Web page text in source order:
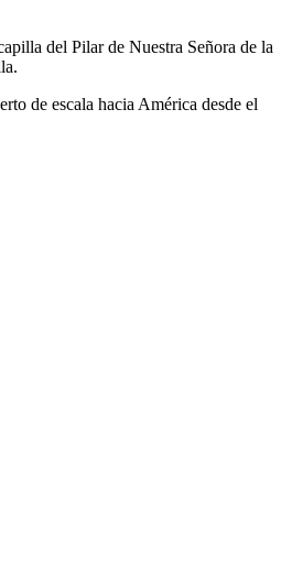
del Pilar de Nuestra Señora de la
de escala hacia América desde el